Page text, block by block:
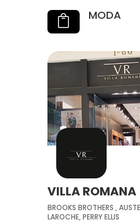
 MODA
VILLA ROMANA
BROOKS BROTHERS ,
LAROCHE, PERRY ELLIS